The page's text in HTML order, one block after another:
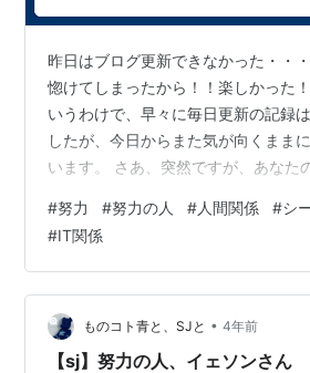
昨日はブログ更新できなかった・・
惚けてしまったから！！楽しかった
いうわけで、早々に毎日更新の記録
したが、今日からまた気が向くまま
います。 さあ、突然ですが、あなた
おります。 昨日はコンサルをしてい
に勤める同居人の友人と、遊んでお
とのことは、この先漫画にしていく
優秀で、変態なのです。 どんな変態
にしてきた膨大な勉強の量、その結
そして知識欲の高さ。 また、今…
#努力 #努力の人 #人間関係 #シ
#IT関係
ものコト青と、SJと • 4年前
【sj】努力の人、イェソンさん